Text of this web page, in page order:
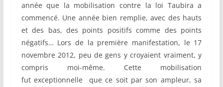
année que la mobilisation contre la loi Taubira a
commencé. Une année bien remplie, avec des hauts
et des bas, des points positifs comme des points
négatifs… Lors de la première manifestation, le 17
novembre 2012, peu de gens y croyaient vraiment, y
compris moi-même. Cette mobilisation
fut exceptionnelle que ce soit par son ampleur, sa